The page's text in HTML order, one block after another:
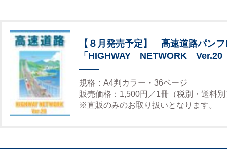
【８月発売予定】 高速道路パンフ
「HIGHWAY NETWORK Ver.20
規格：A4判カラー・36ページ
販売価格：1,500円／1冊（税別・送料別
※直販のみのお取り扱いとなります。